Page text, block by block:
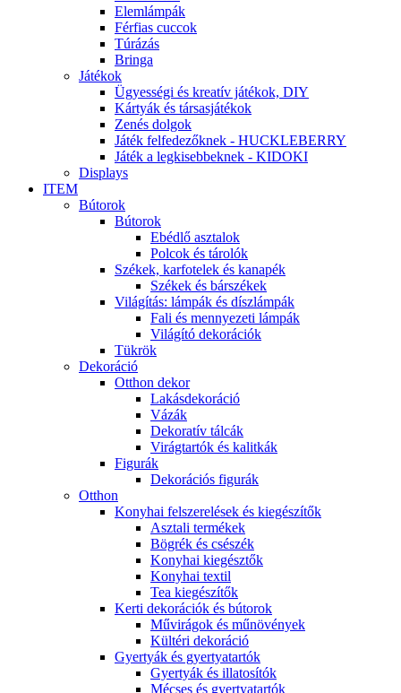
Elemlámpák
Férfias cuccok
Túrázás
Bringa
Játékok
Ügyességi és kreatív játékok, DIY
Kártyák és társasjátékok
Zenés dolgok
Játék felfedezőknek - HUCKLEBERRY
Játék a legkisebbeknek - KIDOKI
Displays
ITEM
Bútorok
Bútorok
Ebédlő asztalok
Polcok és tárolók
Székek, karfotelek és kanapék
Székek és bárszékek
Világítás: lámpák és díszlámpák
Fali és mennyezeti lámpák
Világító dekorációk
Tükrök
Dekoráció
Otthon dekor
Lakásdekoráció
Vázák
Dekoratív tálcák
Virágtartók és kalitkák
Figurák
Dekorációs figurák
Otthon
Konyhai felszerelések és kiegészítők
Asztali termékek
Bögrék és csészék
Konyhai kiegésztők
Konyhai textil
Tea kiegészítők
Kerti dekorációk és bútorok
Művirágok és műnövények
Kültéri dekoráció
Gyertyák és gyertyatartók
Gyertyák és illatosítók
Mécses és gyertyatartók